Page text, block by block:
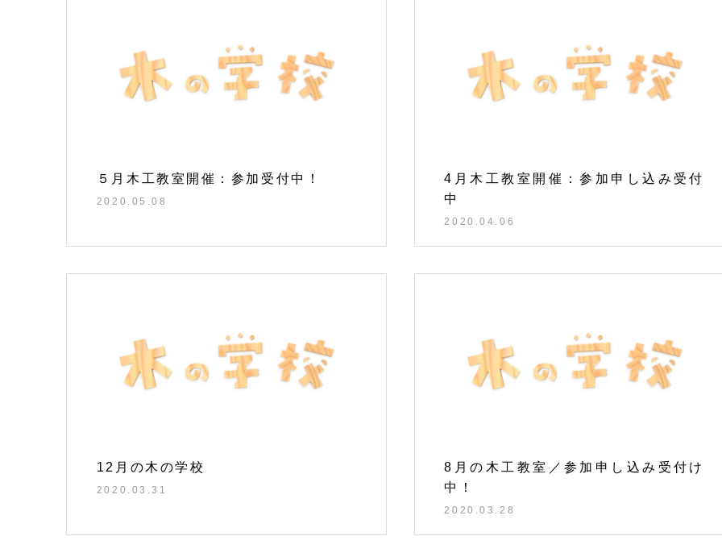
５月木工教室開催：参加受付中！
2020.05.08
4月木工教室開催：参加申し込み受付
中
2020.04.06
12月の木の学校
2020.03.31
8月の木工教室／参加申し込み受付け
中！
2020.03.28